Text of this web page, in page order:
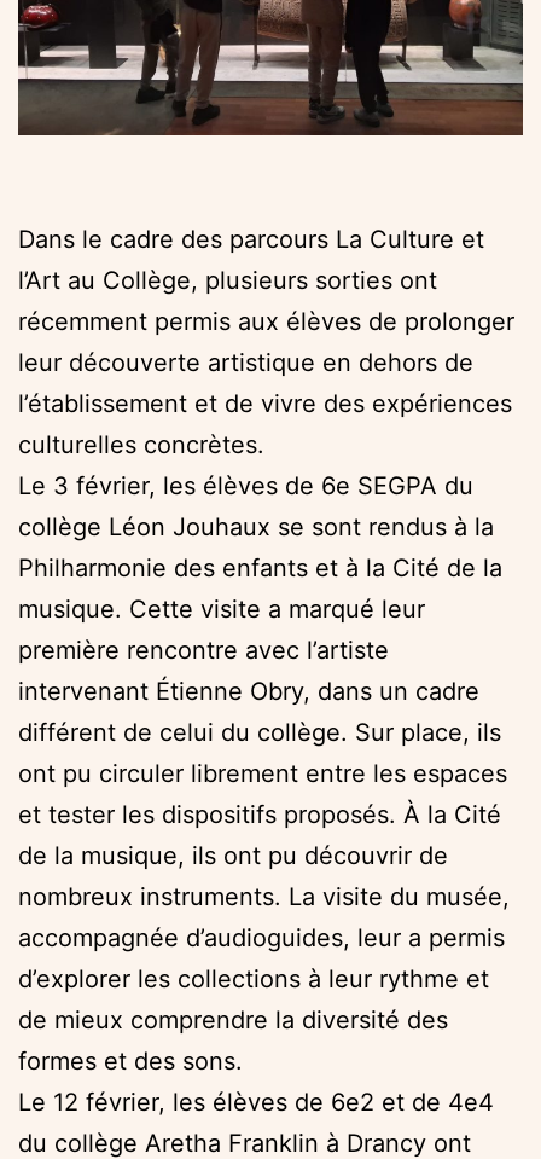
Dans le cadre des parcours La Culture et
l’Art au Collège, plusieurs sorties ont
récemment permis aux élèves de prolonger
leur découverte artistique en dehors de
l’établissement et de vivre des expériences
culturelles concrètes.
Le 3 février, les élèves de 6e SEGPA du
collège Léon Jouhaux se sont rendus à la
Philharmonie des enfants et à la Cité de la
musique. Cette visite a marqué leur
première rencontre avec l’artiste
intervenant Étienne Obry, dans un cadre
différent de celui du collège. Sur place, ils
ont pu circuler librement entre les espaces
et tester les dispositifs proposés. À la Cité
de la musique, ils ont pu découvrir de
nombreux instruments. La visite du musée,
accompagnée d’audioguides, leur a permis
d’explorer les collections à leur rythme et
de mieux comprendre la diversité des
formes et des sons.
Le 12 février, les élèves de 6e2 et de 4e4
du collège Aretha Franklin à Drancy ont